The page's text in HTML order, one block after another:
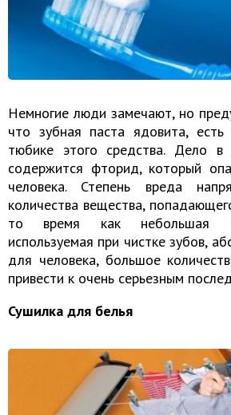
Немногие люди замечают, но
что зубная паста ядовита,
тюбике этого средства. Дело
содержится фторид, который
человека. Степень вреда
количества вещества,
то время как небольшая
используемая при чистке зубов,
для человека, большое
привести к очень серьезным
Сушилка для белья